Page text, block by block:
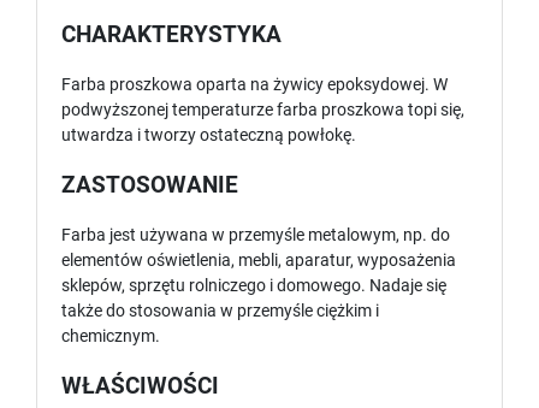
CHARAKTERYSTYKA
Farba proszkowa oparta na żywicy epoksydowej. W
podwyższonej temperaturze farba proszkowa topi się,
utwardza i tworzy ostateczną powłokę.
ZASTOSOWANIE
Farba jest używana w przemyśle metalowym, np. do
elementów oświetlenia, mebli, aparatur, wyposażenia
sklepów, sprzętu rolniczego i domowego. Nadaje się
także do stosowania w przemyśle ciężkim i
chemicznym.
WŁAŚCIWOŚCI